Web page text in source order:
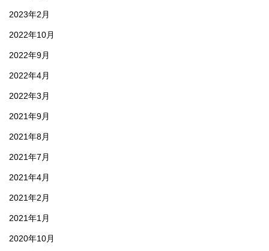
2023年2月
2022年10月
2022年9月
2022年4月
2022年3月
2021年9月
2021年8月
2021年7月
2021年4月
2021年2月
2021年1月
2020年10月